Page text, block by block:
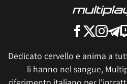
Dedicato cervello e anima a
li hanno nel sangue,